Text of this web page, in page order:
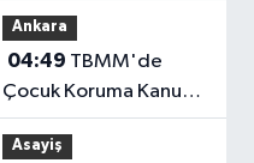
Ankara
04:49
Çocuk Koruma Kanunu
Teklifi Görüşüldü:
Genel Kurul
Asayiş